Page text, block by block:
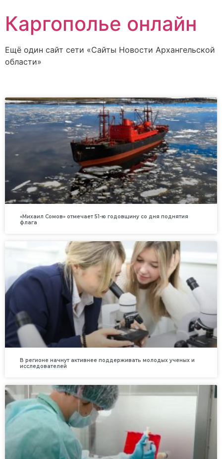
Каргополье онлайн
Ещё один сайт сети «Сайты Новости Архангельской
области»
«Михаил Сомов» отмечает 51-ю годовщину со дня поднятия
флага
В регионе начнут активнее поддерживать молодых ученых и
исследователей